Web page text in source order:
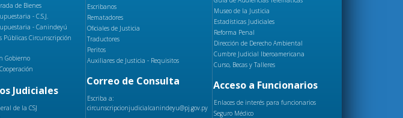
de Bienes
- C.S.J.
- Canindeyú
Públicas Circunscripción
Gobierno
Judiciales
de la CSJ
Escribanos
Rematadores
Oficiales de Justicia
Traductores
Peritos
Auxiliares de Justicia - Requisitos
Correo de Consulta
Escriba a:
circunscripcionjudicialcanindeyu@pj.gov.py
Museo de la Justicia
Estadísticas Judiciales
Reforma Penal
Dirección de Derecho Ambiental
Cumbre Judicial Iberoamericana
Curso, Becas y Talleres
Acceso a Funcionarios
Enlaces de interés para funcionarios
Seguro Médico